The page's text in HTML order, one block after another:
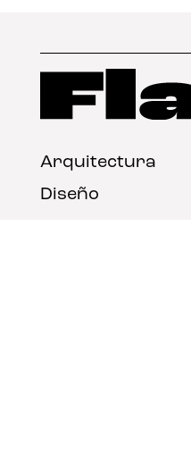
Arquitectura
Diseño